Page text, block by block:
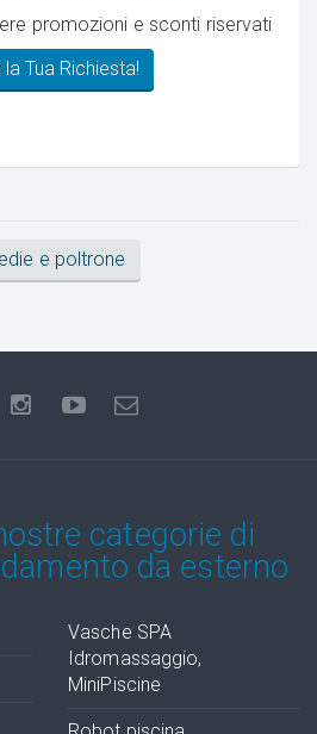
promozioni e sconti riservati
e poltrone
categorie di
da esterno
Vasche SPA
Idromassaggio,
MiniPiscine